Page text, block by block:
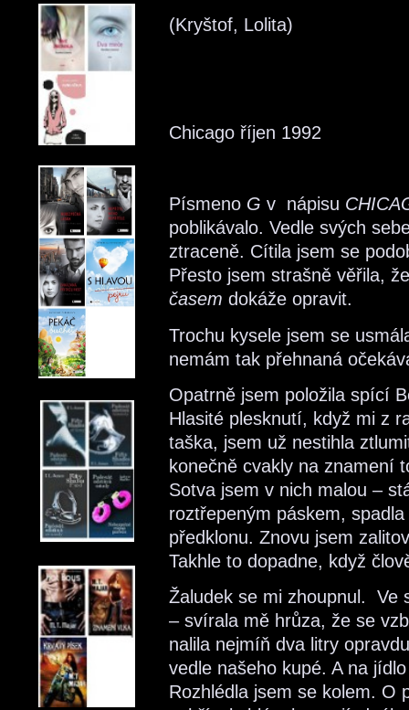
(Kryštof, Lolita)
Chicago říjen 1992
Písmeno G v nápisu
poblikávalo. Vedle svých
ztraceně. Cítila jsem se
Přesto jsem strašně věřila,
časem dokáže opravit.
Trochu kysele jsem se
nemám tak přehnaná
Opatrně jsem položila spící
Hlasité plesknutí, když mi z
taška, jsem už nestihla
konečně cvakly na znamení
Sotva jsem v nich malou –
roztřepeným páskem,
předklonu. Znovu jsem
Takhle to dopadne, když
Žaludek se mi zhoupnul. Ve
– svírala mě hrůza, že se
nalila nejmíň dva litry
vedle našeho kupé. A na
Rozhlédla jsem se kolem. O